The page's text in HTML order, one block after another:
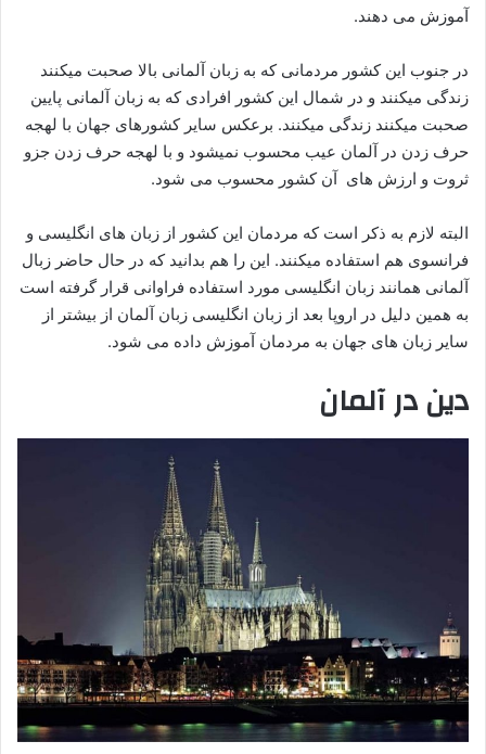
آموزش می دهند.
در جنوب این کشور مردمانی که به زبان آلمانی بالا صحبت میکنند
زندگی میکنند و در شمال این کشور افرادی که به زبان آلمانی پایین
صحبت میکنند زندگی میکنند. برعکس سایر کشورهای جهان با لهجه
حرف زدن در آلمان عیب محسوب نمیشود و با لهجه حرف زدن جزو
ثروت و ارزش های آن کشور محسوب می شود.
البته لازم به ذکر است که مردمان این کشور از زبان های انگلیسی و
فرانسوی هم استفاده میکنند. این را هم بدانید که در حال حاضر زبال
آلمانی همانند زبان انگلیسی مورد استفاده فراوانی قرار گرفته است
به همین دلیل در اروپا بعد از زبان انگلیسی زبان آلمان از بیشتر از
سایر زبان های جهان به مردمان آموزش داده می شود.
دیندر آلمان